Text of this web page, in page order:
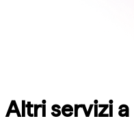
Altri servizi